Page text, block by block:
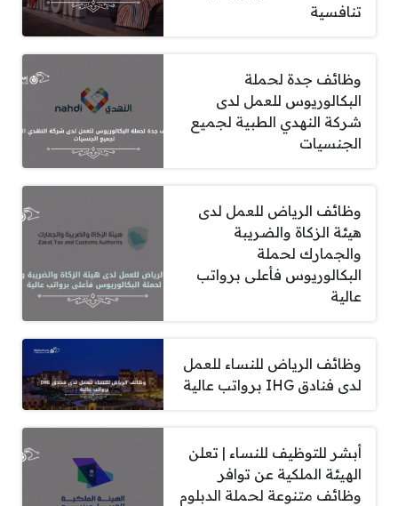
تنافسية
وظائف جدة لحملة
البكالوريوس للعمل لدى
شركة النهدي الطبية لجميع
الجنسيات
وظائف الرياض للعمل لدى
هيئة الزكاة والضريبة
والجمارك لحملة
البكالوريوس فأعلى برواتب
عالية
وظائف الرياض للنساء للعمل
لدى فنادق IHG برواتب عالية
أبشر للتوظيف للنساء | تعلن
الهيئة الملكية عن توافر
وظائف متنوعة لحملة الدبلوم